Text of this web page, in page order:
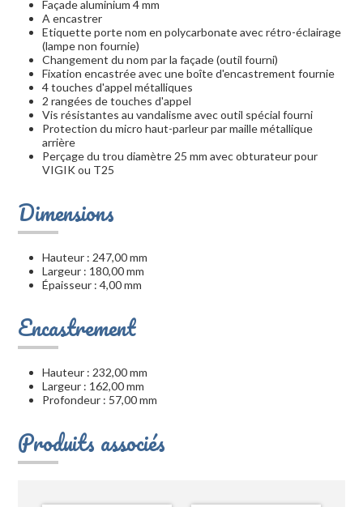
Façade aluminium 4 mm
A encastrer
Etiquette porte nom en polycarbonate avec rétro-éclairage
(lampe non fournie)
Changement du nom par la façade (outil fourni)
Fixation encastrée avec une boîte d'encastrement fournie
4 touches d'appel métalliques
2 rangées de touches d'appel
Vis résistantes au vandalisme avec outil spécial fourni
Protection du micro haut-parleur par maille métallique
arrière
Perçage du trou diamètre 25 mm avec obturateur pour
VIGIK ou T25
Dimensions
Hauteur : 247,00 mm
Largeur : 180,00 mm
Épaisseur : 4,00 mm
Encastrement
Hauteur : 232,00 mm
Largeur : 162,00 mm
Profondeur : 57,00 mm
Produits associés